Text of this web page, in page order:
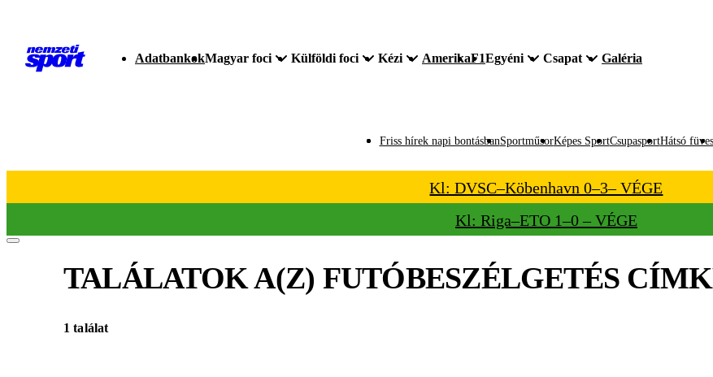
AdatbankokMagyar foci Külföldi foci Kézi AmerikaF1Egyéni Csapat Galéria
Friss hírek napi bontásbanSportműsorKépes SportCsupasportHátsó füves
Kl: DVSC–Köbenhavn 0–3– VÉGE
Kl: Riga–ETO 1–0 – VÉGE
TALÁLATOK A(Z) FUTÓBESZÉLGETÉS
1 találat